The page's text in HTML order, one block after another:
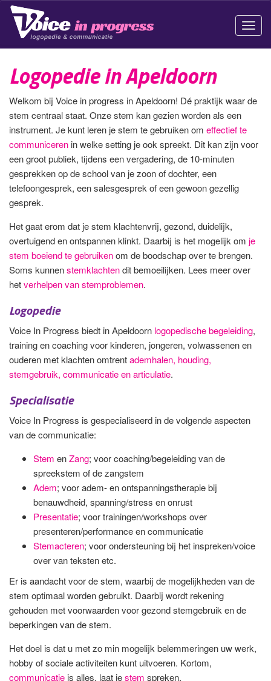
Logopedie in Apeldoorn
Welkom bij Voice in progress in Apeldoorn! Dé praktijk waar de
stem centraal staat. Onze stem kan gezien worden als een
instrument. Je kunt leren je stem te gebruiken om effectief te
communiceren in welke setting je ook spreekt. Dit kan zijn voor
een groot publiek, tijdens een vergadering, de 10-minuten
gesprekken op de school van je zoon of dochter, een
telefoongesprek, een salesgesprek of een gewoon gezellig
gesprek.
Het gaat erom dat je stem klachtenvrij, gezond, duidelijk,
overtuigend en ontspannen klinkt. Daarbij is het mogelijk om je
stem boeiend te gebruikenom de boodschap over te brengen.
Soms kunnenstemklachtendit bemoeilijken. Lees meer over
hetverhelpen van stemproblemen.
Logopedie
Voice In Progress biedt in Apeldoorn logopedische begeleiding,
training en coaching voor kinderen, jongeren, volwassenen en
ouderen met klachten omtrentademhalen, houding,
stemgebruik, communicatie en articulatie.
Specialisatie
Voice In Progress is gespecialiseerd in de volgende aspecten
van de communicatie:
Stem enZang; voor coaching/begeleiding van de
spreekstem of de zangstem
Adem; voor adem- en ontspanningstherapie bij
benauwdheid, spanning/stress en onrust
Presentatie; voor trainingen/workshops over
presenteren/performance en communicatie
Stemacteren; voor ondersteuning bij het inspreken/voice
over van teksten etc.
Er is aandacht voor de stem, waarbij de mogelijkheden van de
stem optimaal worden gebruikt. Daarbij wordt rekening
gehouden met voorwaarden voor gezond stemgebruik en de
beperkingen van de stem.
Het doel is dat u met zo min mogelijk belemmeringen uw werk,
hobby of sociale activiteiten kunt uitvoeren. Kortom,
communicatie is alles, laat jestem spreken.